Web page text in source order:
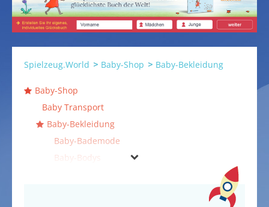
Spielzeug.World Baby-Shop Baby-Bekleidung
Baby-Shop
Baby Transport
Baby-Bekleidung
Baby-Bademode
Baby-Bodys